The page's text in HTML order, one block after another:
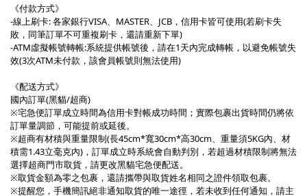
《付款方式》
-線上刷卡: 各家銀行VISA、MASTER、JCB，信用卡皆可使用(若刷卡失
敗，同筆訂單不可重複刷卡，還請重新下單)
-ATM虛擬帳號轉帳:系統提供帳號後，請在1天內完成轉帳，以避免帳號失
效(3次ATM未付款，該會員帳號則無法使用)
《配送方式》
國內訂單(黑貓/超商)
※宅急便訂單成立時間為信用卡對帳成功時間；實際包裹出貨時間仍將依
訂單量調節，可能提前或延後。
※超商有材積與重量限制(長45cm*寬30cm*高30cm、重量須5KG內、材
積需1.43立毫克內)，訂單成立時系統會自動判別，若超過材積限制將無法
選擇超商門市取貨，請更改黑貓宅急便配送。
※取貨金額為零之包裹，還請攜帶與取貨姓名相同之證件領取包裹。
※提醒您，手機簡訊絕非通知取貨的唯一途徑，若未收到任何通知，請主